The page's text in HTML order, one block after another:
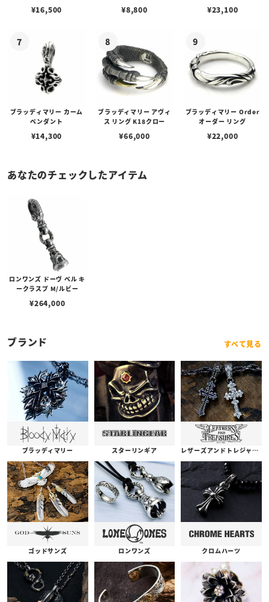
¥16,500 ¥8,800 ¥23,100
ブラッディマリー カーム
ペンダント
¥14,300
ブラッディマリー アヴィ
ス リング K18クロー
¥66,000
ブラッディマリー Order
オーダー リング
¥22,000
あなたのチェックしたアイテム
ロンワンズ ドーヴ ベル キ
ークラスプ M/ルビー
¥264,000
ブランド すべて見る
ブラッディマリー スターリンギア レザーズアンドトレジャーズ
ゴッドサンズ ロンワンズ クロムハーツ